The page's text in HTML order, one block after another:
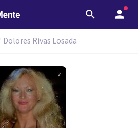
Dolores Rivas Losada